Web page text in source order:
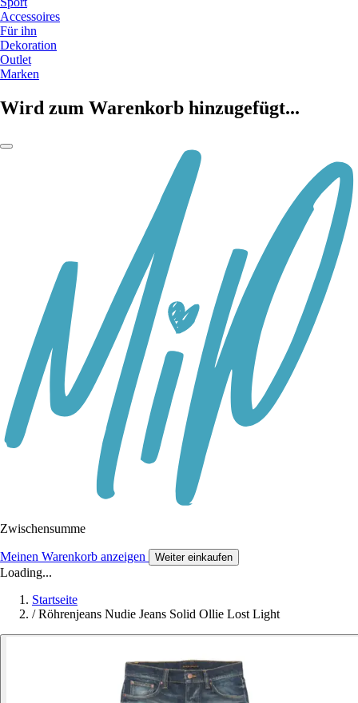
Accessoires
Für ihn
Dekoration
Outlet
Marken
Wird zum Warenkorb hinzugefügt...
Zwischensumme
Meinen Warenkorb anzeigen Weiter einkaufen
Loading...
Startseite
/ Röhrenjeans Nudie Jeans Solid Ollie Lost Light